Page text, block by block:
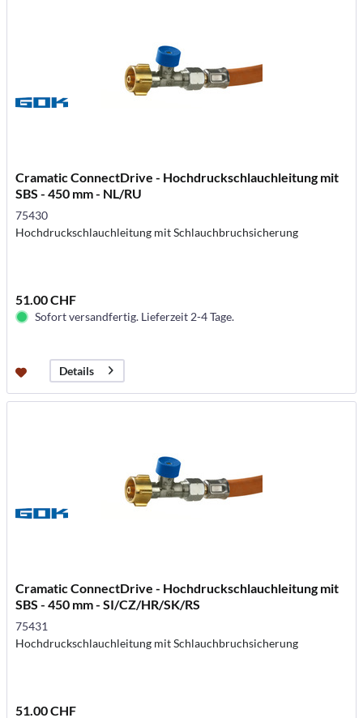
Cramatic ConnectDrive - Hochdruckschlauchleitung mit
SBS - 450 mm - NL/RU
75430
Hochdruckschlauchleitung mit Schlauchbruchsicherung
51.00 CHF
Sofort versandfertig. Lieferzeit 2-4 Tage.
Details
Cramatic ConnectDrive - Hochdruckschlauchleitung mit
SBS - 450 mm - SI/CZ/HR/SK/RS
75431
Hochdruckschlauchleitung mit Schlauchbruchsicherung
51.00 CHF